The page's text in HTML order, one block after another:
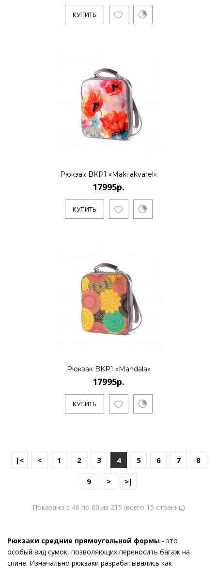
КУПИТЬ
Рюкзак BKP1 «Maki akvarel»
17995р.
КУПИТЬ
Рюкзак BKP1 «Mandala»
17995р.
КУПИТЬ
|< < 1 2 3 4 5 6 7 8
9 > >|
Показано с 46 по 60 из 215 (всего 15 страниц)
Рюкзаки средние прямоугольной формы - это
особый вид сумок, позволяющих переносить багаж на
спине. Изначально рюкзаки разрабатывались как